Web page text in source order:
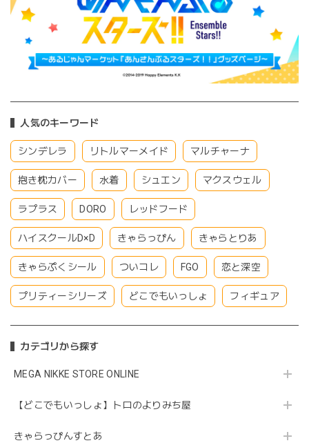
人気のキーワード
シンデレラ リトルマーメイド マルチャーナ
抱き枕カバー 水着 シュエン マクスウェル
ラプラス DORO レッドフード
ハイスクールD×D きゃらっぴん きゃらとりあ
きゃらぷくシール ついコレ FGO 恋と深空
プリティーシリーズ どこでもいっしょ フィギュア
カテゴリから探す
MEGA NIKKE STORE ONLINE
【どこでもいっしょ】トロのよりみち屋
きゃらっぴんすとあ